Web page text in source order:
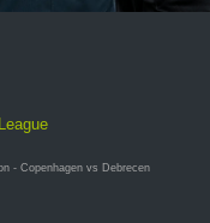
- Copenhagen vs Debrecen